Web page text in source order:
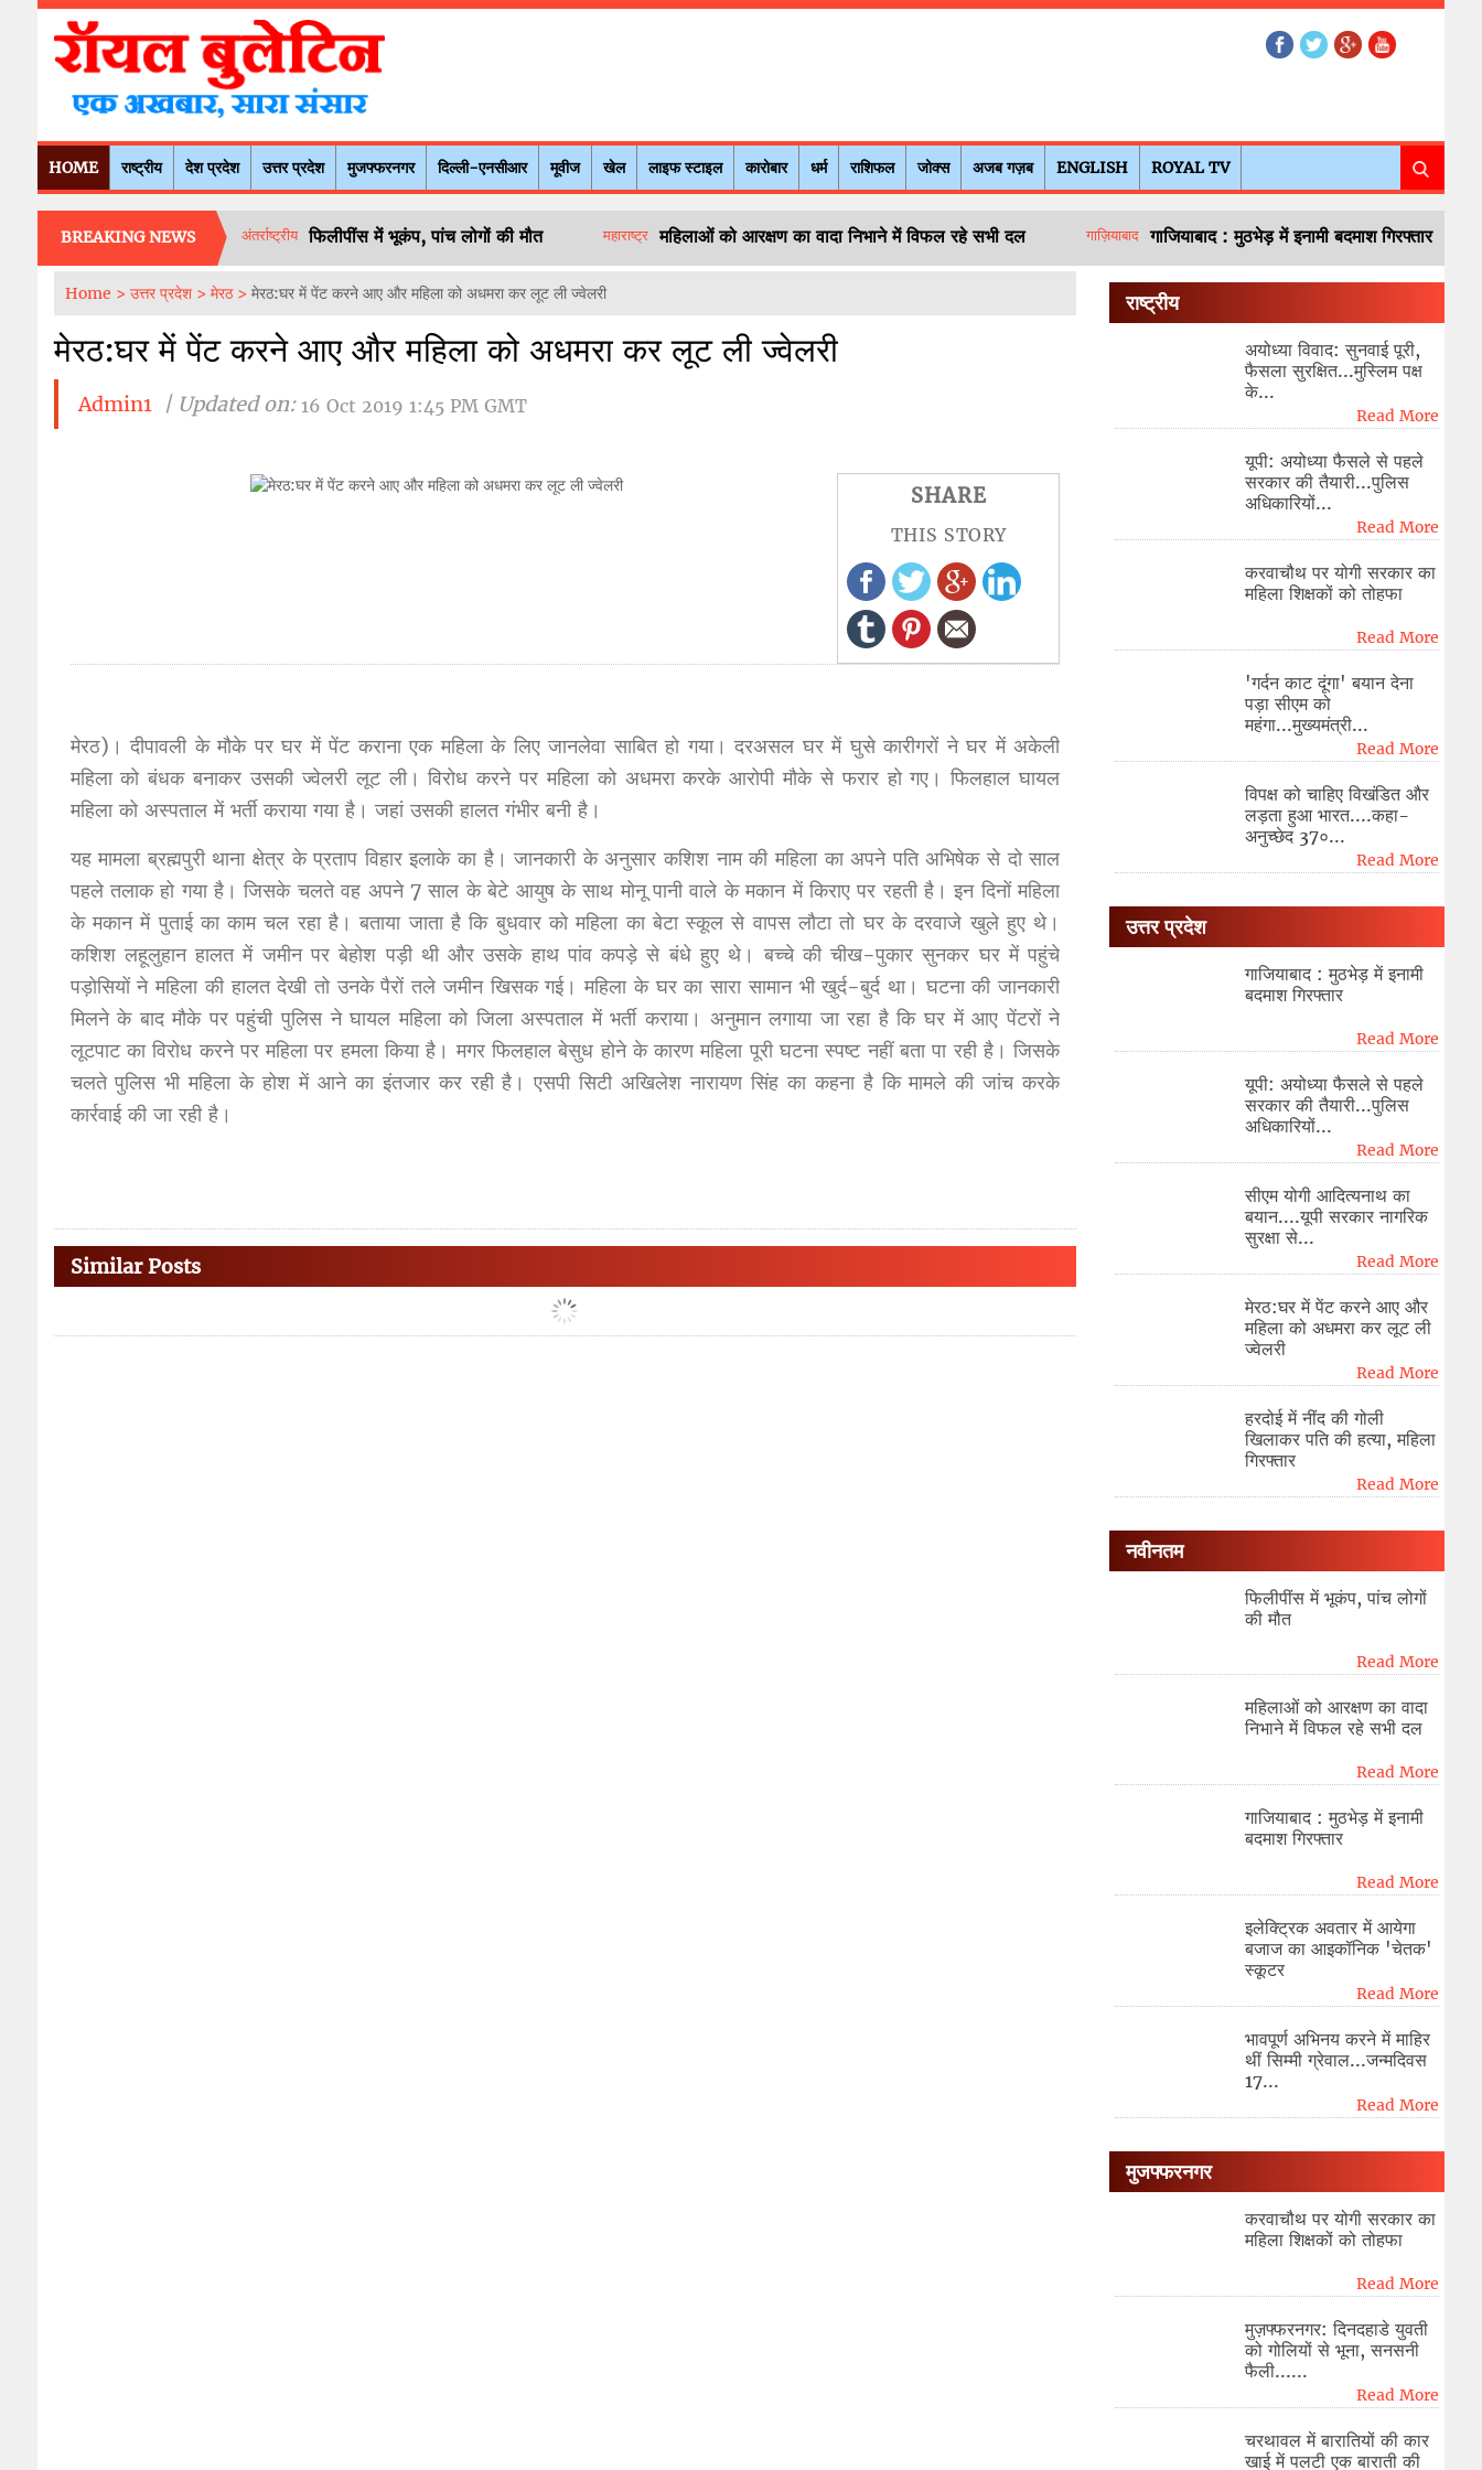
HOME राष्ट्रीय देश प्रदेश उत्तर प्रदेश मुजफ्फरनगर दिल्ली-एनसीआर मूवीज खेल लाइफ स्टाइल कारोबार धर्म राशिफल जोक्स अजब गज़ब ENGLISH ROYAL TV
BREAKING NEWS अंतर्राष्ट्रीय फिलीपींस में भूकंप, पांच लोगों की मौत महाराष्ट्र महिलाओं को आरक्षण का वादा निभाने में विफल रहे सभी दल गाज़ियाबाद गाजियाबाद : मुठभेड़ में इनामी बदमाश गिरफ्तार
Home > उत्तर प्रदेश > मेरठ > मेरठ:घर में पेंट करने आए और महिला को अधमरा कर लूट ली ज्वेलरी
मेरठ:घर में पेंट करने आए और महिला को अधमरा कर लूट ली ज्वेलरी
Admin1 | Updated on: 16 Oct 2019 1:45 PM GMT
SHARE
THIS STORY
मेरठ)। दीपावली के मौके पर घर में पेंट कराना एक महिला के लिए जानलेवा साबित हो गया। दरअसल घर में घुसे कारीगरों ने घर में अकेली
महिला को बंधक बनाकर उसकी ज्वेलरी लूट ली। विरोध करने पर महिला को अधमरा करके आरोपी मौके से फरार हो गए। फिलहाल घायल
महिला को अस्पताल में भर्ती कराया गया है। जहां उसकी हालत गंभीर बनी है।
यह मामला ब्रह्मपुरी थाना क्षेत्र के प्रताप विहार इलाके का है। जानकारी के अनुसार कशिश नाम की महिला का अपने पति अभिषेक से दो साल
पहले तलाक हो गया है। जिसके चलते वह अपने 7 साल के बेटे आयुष के साथ मोनू पानी वाले के मकान में किराए पर रहती है। इन दिनों महिला
के मकान में पुताई का काम चल रहा है। बताया जाता है कि बुधवार को महिला का बेटा स्कूल से वापस लौटा तो घर के दरवाजे खुले हुए थे।
कशिश लहूलुहान हालत में जमीन पर बेहोश पड़ी थी और उसके हाथ पांव कपड़े से बंधे हुए थे। बच्चे की चीख-पुकार सुनकर घर में पहुंचे
पड़ोसियों ने महिला की हालत देखी तो उनके पैरों तले जमीन खिसक गई। महिला के घर का सारा सामान भी खुर्द-बुर्द था। घटना की जानकारी
मिलने के बाद मौके पर पहुंची पुलिस ने घायल महिला को जिला अस्पताल में भर्ती कराया। अनुमान लगाया जा रहा है कि घर में आए पेंटरों ने
लूटपाट का विरोध करने पर महिला पर हमला किया है। मगर फिलहाल बेसुध होने के कारण महिला पूरी घटना स्पष्ट नहीं बता पा रही है। जिसके
चलते पुलिस भी महिला के होश में आने का इंतजार कर रही है। एसपी सिटी अखिलेश नारायण सिंह का कहना है कि मामले की जांच करके
कार्रवाई की जा रही है।
Similar Posts
राष्ट्रीय
अयोध्या विवाद: सुनवाई पूरी,
फैसला सुरक्षित...मुस्लिम पक्ष
के...
Read More
यूपी: अयोध्या फैसले से पहले
सरकार की तैयारी...पुलिस
अधिकारियों...
Read More
करवाचौथ पर योगी सरकार का
महिला शिक्षकों को तोहफा
Read More
'गर्दन काट दूंगा' बयान देना
पड़ा सीएम को
महंगा...मुख्यमंत्री...
Read More
विपक्ष को चाहिए विखंडित और
लड़ता हुआ भारत....कहा-
अनुच्छेद 37०...
Read More
उत्तर प्रदेश
गाजियाबाद : मुठभेड़ में इनामी
बदमाश गिरफ्तार
Read More
यूपी: अयोध्या फैसले से पहले
सरकार की तैयारी...पुलिस
अधिकारियों...
Read More
सीएम योगी आदित्यनाथ का
बयान....यूपी सरकार नागरिक
सुरक्षा से...
Read More
मेरठ:घर में पेंट करने आए और
महिला को अधमरा कर लूट ली
ज्वेलरी
Read More
हरदोई में नींद की गोली
खिलाकर पति की हत्या, महिला
गिरफ्तार
Read More
नवीनतम
फिलीपींस में भूकंप, पांच लोगों
की मौत
Read More
महिलाओं को आरक्षण का वादा
निभाने में विफल रहे सभी दल
Read More
गाजियाबाद : मुठभेड़ में इनामी
बदमाश गिरफ्तार
Read More
इलेक्ट्रिक अवतार में आयेगा
बजाज का आइकॉनिक 'चेतक'
स्कूटर
Read More
भावपूर्ण अभिनय करने में माहिर
थीं सिम्मी ग्रेवाल...जन्मदिवस
17...
Read More
मुजफ्फरनगर
करवाचौथ पर योगी सरकार का
महिला शिक्षकों को तोहफा
Read More
मुज़फ्फरनगर: दिनदहाडे युवती
को गोलियों से भूना, सनसनी
फैली......
Read More
चरथावल में बारातियों की कार
खाई में पलटी एक बाराती की